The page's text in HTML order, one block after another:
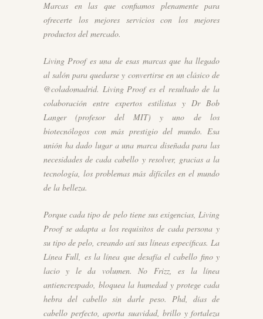
Marcas en las que confiamos plenamente para
ofrecerte los mejores servicios con los mejores
productos del mercado.
Living Proof es una de esas marcas que ha llegado
al salón para quedarse y convertirse en un clásico de
@coladomadrid. Living Proof es el resultado de la
colaboración entre expertos estilistas y Dr Bob
Langer (profesor del MIT) y uno de los
biotecnólogos con más prestigio del mundo. Esa
unión ha dado lugar a una marca diseñada para las
necesidades de cada cabello y resolver, gracias a la
tecnología, los problemas más difíciles en el mundo
de la belleza.
Porque cada tipo de pelo tiene sus exigencias, Living
Proof se adapta a los requisitos de cada persona y
su tipo de pelo, creando así sus líneas específicas. La
Línea Full, es la línea que desafía el cabello fino y
lacio y le da volumen. No Frizz, es la línea
antiencrespado, bloquea la humedad y protege cada
hebra del cabello sin darle peso. Phd, días de
cabello perfecto, aporta suavidad, brillo y fortaleza